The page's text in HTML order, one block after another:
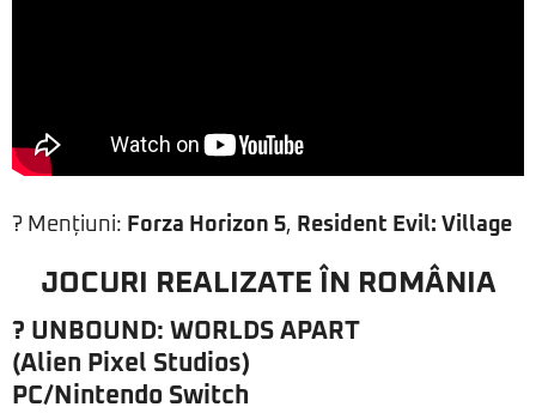
? Mențiuni: Forza Horizon 5, Resident Evil: Village
JOCURI REALIZATE ÎN ROMÂNIA
? UNBOUND: WORLDS APART
(Alien Pixel Studios)
PC/Nintendo Switch